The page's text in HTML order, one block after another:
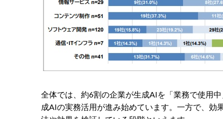
全体では、約6割の企業が生成AIを「業務で使用
成AIの実務活用が進み始めています。一方で、